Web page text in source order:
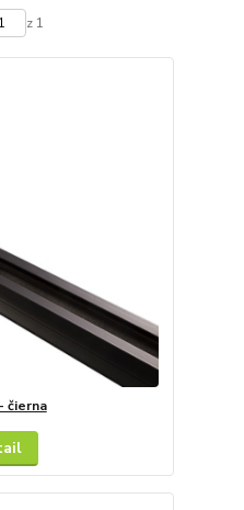
z 1
čierna